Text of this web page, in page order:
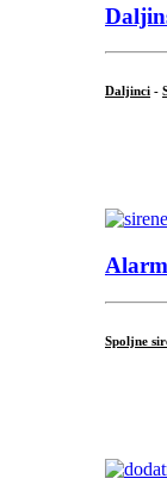
Daljinci -
Spoljne